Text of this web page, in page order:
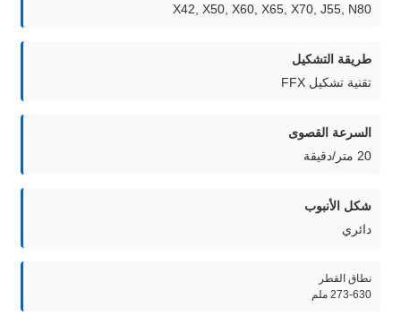
X42, X50, X60, X65, X70, J55, N80
طريقة التشكيل
تقنية تشكيل FFX
السرعة القصوى
20 متر/دقيقة
شكل الأنبوب
دائري
نطاق القطر
273-630 ملم